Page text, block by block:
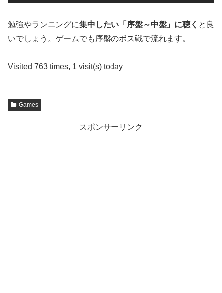
勉強やランニングに集中したい「序盤～中盤」に聴く と良
いでしょう。ゲームでも序盤のボス戦で流れます。
Visited 763 times, 1 visit(s) today
Games
スポンサーリンク